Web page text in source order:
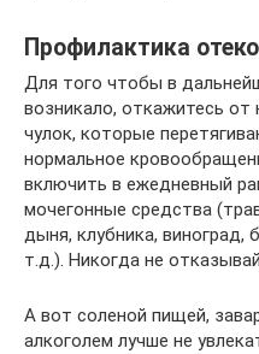
Профилактика
Для того чтобы в
возникало, откажитесь от
чулок, которые
нормальное
включить в ежедневный
мочегонные средства
дыня, клубника, виноград,
т.д.). Никогда не
А вот соленой пищей,
алкоголем лучше не